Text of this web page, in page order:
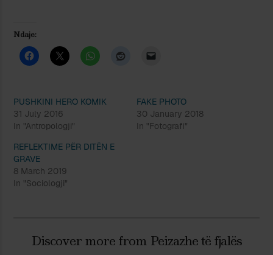
Ndaje:
PUSHKINI HERO KOMIK
31 July 2016
In "Antropologji"
FAKE PHOTO
30 January 2018
In "Fotografi"
REFLEKTIME PËR DITËN E
GRAVE
8 March 2019
In "Sociologji"
Discover more from Peizazhe të fjalës